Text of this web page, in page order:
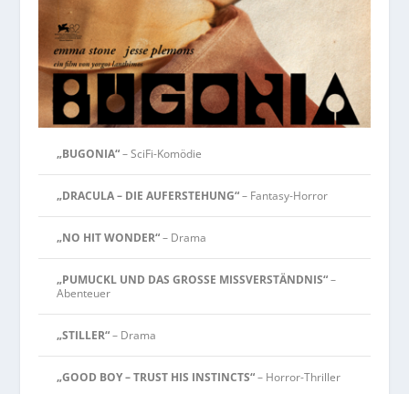
„BUGONIA“– SciFi-Komödie
„DRACULA – DIE AUFERSTEHUNG“– Fantasy-Horror
„NO HIT WONDER“– Drama
„PUMUCKL UND DAS GROSSE MISSVERSTÄNDNIS“–
Abenteuer
„STILLER“– Drama
„GOOD BOY – TRUST HIS INSTINCTS“– Horror-Thriller